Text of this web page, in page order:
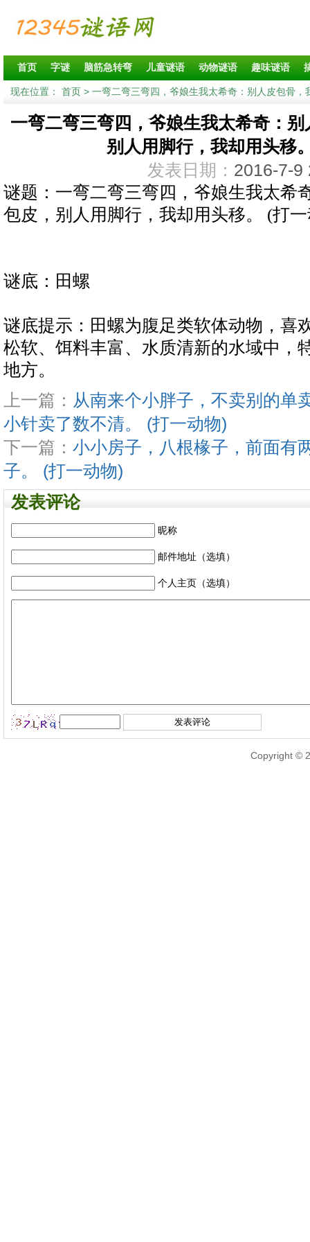
首页 字谜 脑筋急转弯 儿童谜语 动物谜语 趣味谜语
现在位置： 首页 > 一弯二弯三弯四，爷娘生我太希奇：别人皮包骨
一弯二弯三弯四，爷娘生我太希奇：
别人用脚行，我却用头移
发表日期： 2016-7-9
谜题：一弯二弯三弯四，爷娘生我太希
包皮，别人用脚行，我却用头移。 (打
谜底：田螺
谜底提示：田螺为腹足类软体动物，喜
松软、饵料丰富、水质清新的水域中，
地方。
上一篇： 从南来个小胖子，不卖别的单
小针卖了数不清。 (打一动物)
下一篇： 小小房子，八根椽子，前面有
子。 (打一动物)
发表评论
昵称
邮件地址（选填）
个人主页（选填）
Copyright ©